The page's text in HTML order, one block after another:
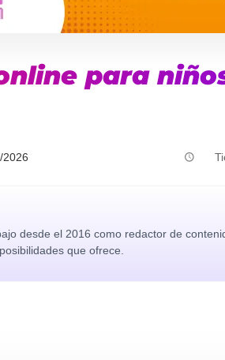
para
2026
desde el 2016 como redactor de
que ofrece.